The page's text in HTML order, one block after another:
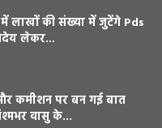
लाखों की संख्या में जुटेंगे Pds
लेकर...
कमीशन पर बन गई बात
वासु के...